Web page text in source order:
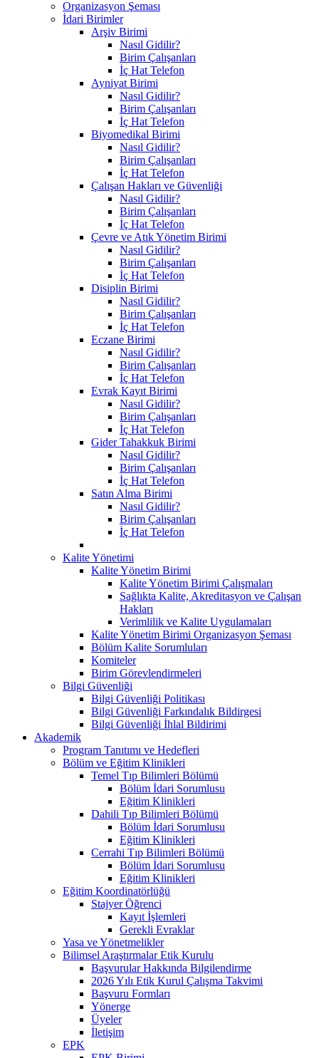
Organizasyon Şeması
İdari Birimler
Arşiv Birimi
Nasıl Gidilir?
Birim Çalışanları
İç Hat Telefon
Ayniyat Birimi
Nasıl Gidilir?
Birim Çalışanları
İç Hat Telefon
Biyomedikal Birimi
Nasıl Gidilir?
Birim Çalışanları
İç Hat Telefon
Çalışan Hakları ve Güvenliği
Nasıl Gidilir?
Birim Çalışanları
İç Hat Telefon
Çevre ve Atık Yönetim Birimi
Nasıl Gidilir?
Birim Çalışanları
İç Hat Telefon
Disiplin Birimi
Nasıl Gidilir?
Birim Çalışanları
İç Hat Telefon
Eczane Birimi
Nasıl Gidilir?
Birim Çalışanları
İç Hat Telefon
Evrak Kayıt Birimi
Nasıl Gidilir?
Birim Çalışanları
İç Hat Telefon
Gider Tahakkuk Birimi
Nasıl Gidilir?
Birim Çalışanları
İç Hat Telefon
Satın Alma Birimi
Nasıl Gidilir?
Birim Çalışanları
İç Hat Telefon
Kalite Yönetimi
Kalite Yönetim Birimi
Kalite Yönetim Birimi Çalışmaları
Sağlıkta Kalite, Akreditasyon ve Çalışan
Hakları
Verimlilik ve Kalite Uygulamaları
Kalite Yönetim Birimi Organizasyon Şeması
Bölüm Kalite Sorumluları
Komiteler
Birim Görevlendirmeleri
Bilgi Güvenliği
Bilgi Güvenliği Politikası
Bilgi Güvenliği Farkındalık Bildirgesi
Bilgi Güvenliği İhlal Bildirimi
Akademik
Program Tanıtımı ve Hedefleri
Bölüm ve Eğitim Klinikleri
Temel Tıp Bilimleri Bölümü
Bölüm İdari Sorumlusu
Eğitim Klinikleri
Dahili Tıp Bilimleri Bölümü
Bölüm İdari Sorumlusu
Eğitim Klinikleri
Cerrahi Tıp Bilimleri Bölümü
Bölüm İdari Sorumlusu
Eğitim Klinikleri
Eğitim Koordinatörlüğü
Stajyer Öğrenci
Kayıt İşlemleri
Gerekli Evraklar
Yasa ve Yönetmelikler
Bilimsel Araştırmalar Etik Kurulu
Başvurular Hakkında Bilgilendirme
2026 Yılı Etik Kurul Çalışma Takvimi
Başvuru Formları
Yönerge
Üyeler
İletişim
EPK